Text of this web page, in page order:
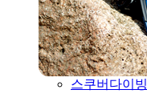
스쿠버다이빙